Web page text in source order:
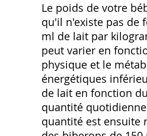
Le poids de votre
qu'il n'existe pas de
ml de lait par
peut varier en
physique et le
énergétiques
de lait en fonction
quantité
quantité est ensuite